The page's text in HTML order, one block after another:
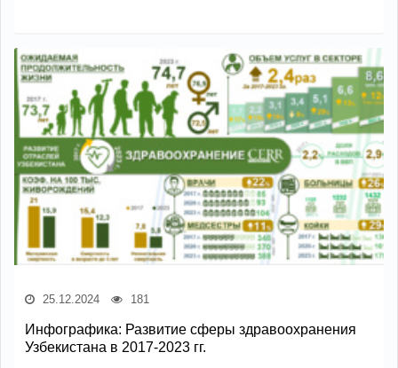
25.12.2024 181
Инфографика: Развитие сферы здравоохранения
Узбекистана в 2017-2023 гг.